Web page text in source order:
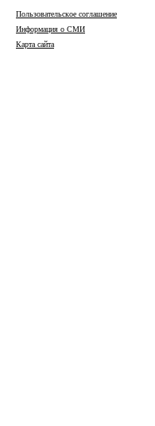
Пользовательское соглашение
Информация о СМИ
Карта сайта